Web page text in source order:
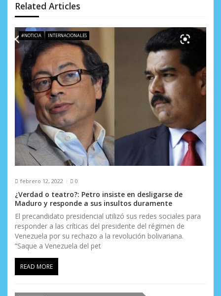
d
e
e
n
t
r
a
d
s
Related Articles
#NOTICIA INTERNACIONALES
febrero 12, 2022 0
¿Verdad o teatro?: Petro insiste en desligarse de
Maduro y responde a sus insultos duramente
El precandidato presidencial utilizó sus redes sociales para
responder a las críticas del presidente del régimen de
Venezuela por su rechazo a la revolución bolivariana.
“Saque a Venezuela del pet
READ MORE